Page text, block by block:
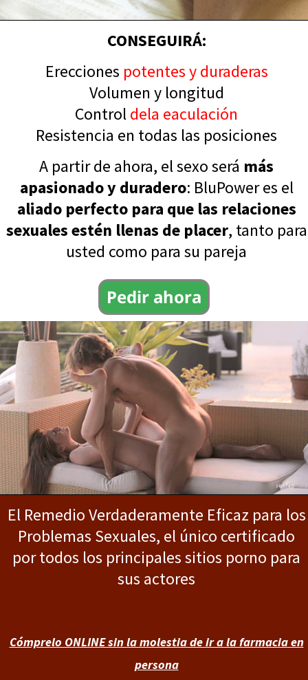
CONSEGUIRÁ:
Erecciones potentes y duraderas
Volumen y longitud
Controldela eaculación
Resistencia en todas las posiciones
A partir de ahora, el sexo será más
apasionado y duradero: BluPower es el
aliado perfecto para que las relaciones
sexuales estén llenas de placer, tanto para
usted como para su pareja
Pedir ahora
El Remedio Verdaderamente Eficaz para los
Problemas Sexuales, el único certificado
por todos los principales sitios porno para
sus actores
Cómprelo ONLINE sin la molestia de ir a la farmacia en
persona